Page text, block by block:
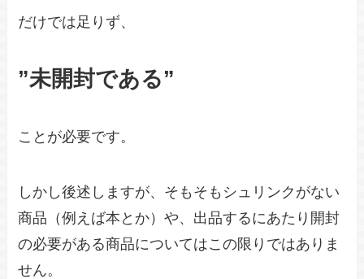
だけでは足りず、
”未開封である”
ことが必要です。
しかし後述しますが、そもそもシュリンクがない
商品（例えば本とか）や、出品するにあたり開封
の必要がある商品についてはこの限りではありま
せん。